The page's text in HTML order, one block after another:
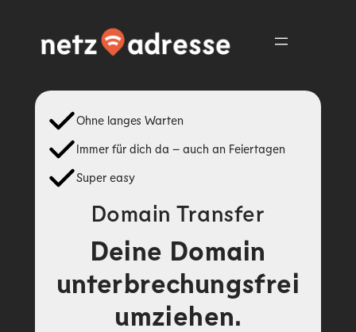
springen
Ohne langes Warten
Immer für dich da – auch an Feiertagen
Super easy
Domain Transfer
Deine Domain
unterbrechungsfrei
umziehen.